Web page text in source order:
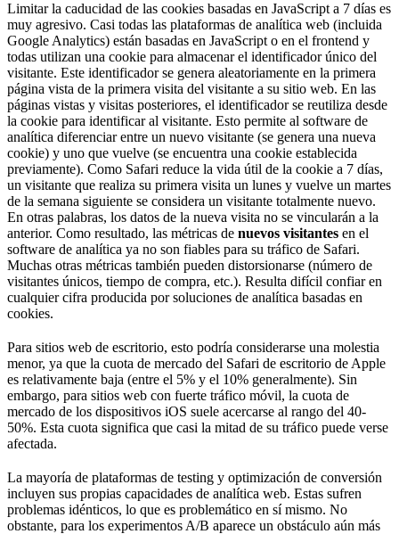
Limitar la caducidad de las cookies basadas en JavaScript a 7 días es
muy agresivo. Casi todas las plataformas de analítica web (incluida
Google Analytics) están basadas en JavaScript o en el frontend y
todas utilizan una cookie para almacenar el identificador único del
visitante. Este identificador se genera aleatoriamente en la primera
página vista de la primera visita del visitante a su sitio web. En las
páginas vistas y visitas posteriores, el identificador se reutiliza desde
la cookie para identificar al visitante. Esto permite al software de
analítica diferenciar entre un nuevo visitante (se genera una nueva
cookie) y uno que vuelve (se encuentra una cookie establecida
previamente). Como Safari reduce la vida útil de la cookie a 7 días,
un visitante que realiza su primera visita un lunes y vuelve un martes
de la semana siguiente se considera un visitante totalmente nuevo.
En otras palabras, los datos de la nueva visita no se vincularán a la
anterior. Como resultado, las métricas de nuevos visitantes en el
software de analítica ya no son fiables para su tráfico de Safari.
Muchas otras métricas también pueden distorsionarse (número de
visitantes únicos, tiempo de compra, etc.). Resulta difícil confiar en
cualquier cifra producida por soluciones de analítica basadas en
cookies.
Para sitios web de escritorio, esto podría considerarse una molestia
menor, ya que la cuota de mercado del Safari de escritorio de Apple
es relativamente baja (entre el 5% y el 10% generalmente). Sin
embargo, para sitios web con fuerte tráfico móvil, la cuota de
mercado de los dispositivos iOS suele acercarse al rango del 40-
50%. Esta cuota significa que casi la mitad de su tráfico puede verse
afectada.
La mayoría de plataformas de testing y optimización de conversión
incluyen sus propias capacidades de analítica web. Estas sufren
problemas idénticos, lo que es problemático en sí mismo. No
obstante, para los experimentos A/B aparece un obstáculo aún más